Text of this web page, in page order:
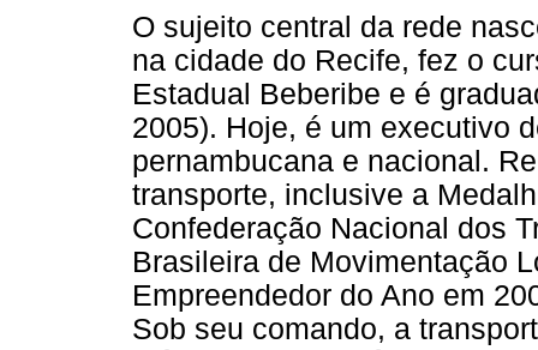
O sujeito central da rede
na cidade do Recife, fez o
Estadual Beberibe e é
2005). Hoje, é um executivo
pernambucana e nacional.
transporte, inclusive a
Confederação Nacional dos
Brasileira de Movimentação
Empreendedor do Ano em
Sob seu comando, a